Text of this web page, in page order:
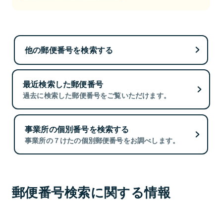
他の郵便番号を検索する
最近検索した郵便番号
過去に検索した郵便番号をご覧いただけます。
事業所の個別番号を検索する
事業所の７けたの個別郵便番号をお調べします。
郵便番号検索に関する情報